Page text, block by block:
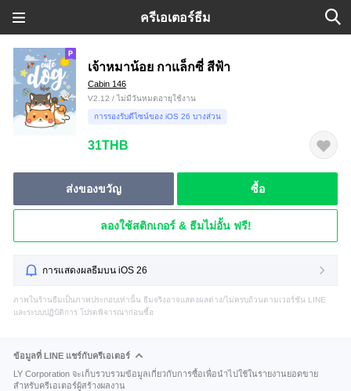
ครีเอเตอร์ธีม
เจ้าหมาน้อย กาแล็กซี่ สีฟ้า
Cabin 146
V2.12 / ไม่มีวันหมดอายุใช้งาน
การรองรับดีไซน์ของ iOS 26 บางส่วน
31THB
ส่งของขวัญ ซื้อ
ลองใช้สติกเกอร์ & ธีมไม่อั้น ฟรี!
การแสดงผลธีมบน iOS 26
ภาพในร้านธีมเป็นภาพประกอบเท่านั้น ธีมจริงอาจแสดงผลต่าง/ไม่ครบถ้วนตามเวอร์ชัน LINE
และระบบปฏิบัติการ โปรดพิจารณาก่อนซื้อ
ข้อมูลที่ LINE แชร์กับครีเอเตอร์
LY Corporation จะเก็บรวบรวมข้อมูลเกี่ยวกับการซื้อเพื่อนำไปใช้ในรายงานยอดขาย
สำหรับครีเอเตอร์ผู้สร้างผลงาน